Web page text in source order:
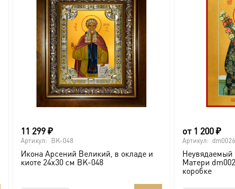
в окладе и киоте.
11 299₽
Артикул: BK-048
Икона Арсений Великий, в окладе и
киоте 24х30 см BK-048
от 1 200₽
Артикул:
Неувядаемый
Матери
коробке